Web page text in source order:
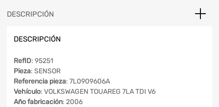
DESCRIPCIÓN
DESCRIPCIÓN
RefID: 95251
Pieza: SENSOR
Referencia pieza: 7L0909606A
Vehículo: VOLKSWAGEN TOUAREG 7LA TDI V6
Año fabricación: 2006